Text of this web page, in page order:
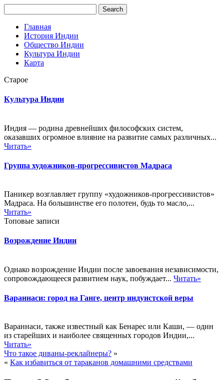
Главная
История Индии
Общество Индии
Культура Индии
Карта
Старое
Культура Индии
Индия — родина древнейших философских систем,
оказавших огромное влияние на развитие самых различных...
Читать»
Группа художников-прогрессивистов Мадраса
Паникер возглавляет группу «художников-прогрессивистов»
Мадраса. На большинстве его полотен, будь то масло,...
Читать»
Топовые записи
Возрождение Индии
Однако возрождение Индии после завоевания независимости,
сопровождающееся развитием наук, побуждает... Читать»
Вараннаси: город на Ганге, центр индуистской веры
Вараннаси, также известный как Бенарес или Каши, — один
из старейших и наиболее священных городов Индии,...
Читать»
Что такое диваны-реклайнеры? »
« Как избавиться от тараканов домашними средствами